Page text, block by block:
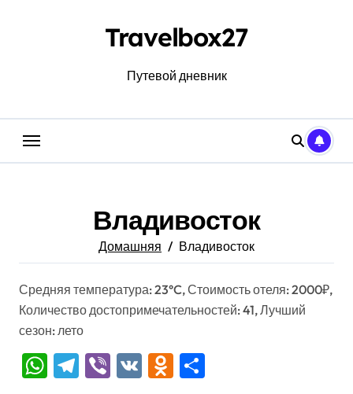
Travelbox27
Путевой дневник
Владивосток
Домашняя Владивосток
Средняя температура: 23°C, Стоимость отеля: 2000₽,
Количество достопримечательностей: 41, Лучший
сезон: лето
WhatsApp
Telegram
Viber
VK Odnoklassniki